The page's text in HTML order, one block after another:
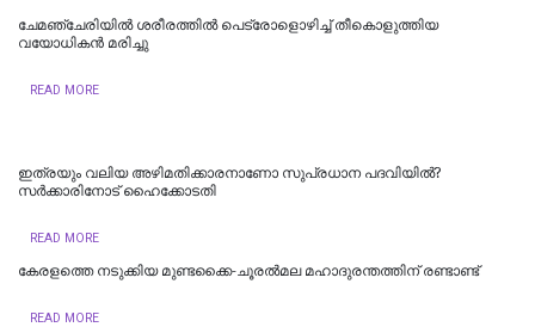
ചേമഞ്ചേരിയില്‍ ശരീരത്തില്‍ പെട്രോളൊഴിച്ച് തീകൊളുത്തിയ
വയോധികന്‍ മരിച്ചു
READ MORE
ഇത്രയും വലിയ അഴിമതിക്കാരനാണോ സുപ്രധാന പദവിയിൽ?
സർക്കാരിനോട് ഹൈക്കോടതി
READ MORE
കേരളത്തെ നടുക്കിയ മുണ്ടക്കൈ-ചൂരല്‍മല മഹാദുരന്തത്തിന് രണ്ടാണ്ട്
READ MORE